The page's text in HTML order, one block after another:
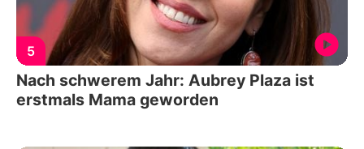
5
Nach schwerem Jahr: Aubrey Plaza ist
erstmals Mama geworden